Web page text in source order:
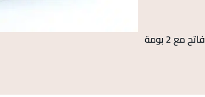
مع 2 بومة